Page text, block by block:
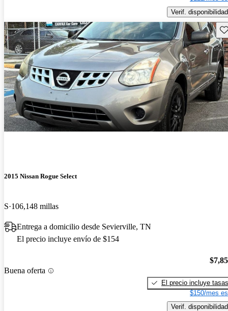
Verif. disponibilidad
2015 Nissan Rogue Select
S 106,148 millas
Entrega a domicilio desde Sevierville, TN
El precio incluye envío de $154
Buena oferta
El precio incluye tasas
$150/mes
Verif. disponibilidad